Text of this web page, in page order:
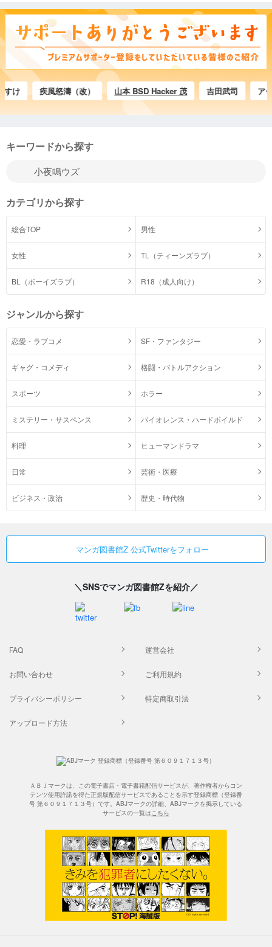
疾風怒濤（改） 山本 BSD Hacker 茂 吉田武司 アータ
キーワードから探す
カテゴリから探す
総合TOP 男性
女性 TL（ティーンズラブ）
BL（ボーイズラブ） R18（成人向け）
ジャンルから探す
恋愛・ラブコメ SF・ファンタジー
ギャグ・コメディ 格闘・バトルアクション
スポーツ ホラー
ミステリー・サスペンス バイオレンス・ハードボイルド
料理 ヒューマンドラマ
日常 芸術・医療
ビジネス・政治 歴史・時代物
マンガ図書館Z 公式Twitterをフォロー
＼SNSでマンガ図書館Zを紹介／
FAQ 運営会社
お問い合わせ ご利用規約
プライバシーポリシー 特定商取引法
アップロード方法
ＡＢＪマークは、この電子書店・電子書籍配信サービスが、著作権者からコン
テンツ使用許諾を得た正規版配信サービスであることを示す登録商標（登録番
号 第６０９１７１３号）です。ABJマークの詳細、ABJマークを掲示している
サービスの一覧はこちら